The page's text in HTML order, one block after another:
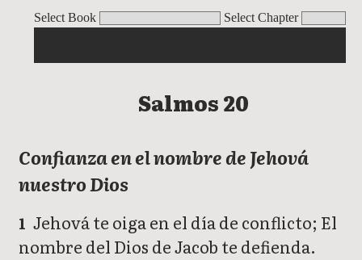
Select Book Select Chapter
Salmos
Salmos 20
Confianza en el nombre de Jehová
nuestro Dios
1 Jehová te oiga en el día de conflicto; El
nombre del Dios de Jacob te defienda.